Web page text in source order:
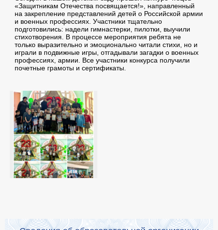
«Защитникам Отечества посвящается!», направленный
на закрепление представлений детей о Российской армии
и военных профессиях. Участники тщательно
подготовились: надели гимнастерки, пилотки, выучили
стихотворения. В процессе мероприятия ребята не
только выразительно и эмоционально читали стихи, но и
играли в подвижные игры, отгадывали загадки о военных
профессиях, армии. Все участники конкурса получили
почетные грамоты и сертификаты.